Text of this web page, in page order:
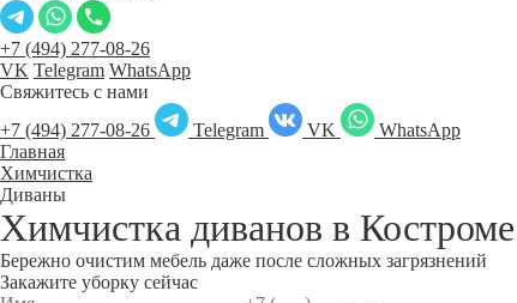
+7 (494) 277-08-26
VK Telegram WhatsApp
Свяжитесь с нами
+7 (494) 277-08-26
Telegram VK
WhatsApp
Главная
Химчистка
Диваны
Химчистка диванов в Костроме
Бережно очистим мебель даже после сложных загрязнений
Закажите уборку сейчас